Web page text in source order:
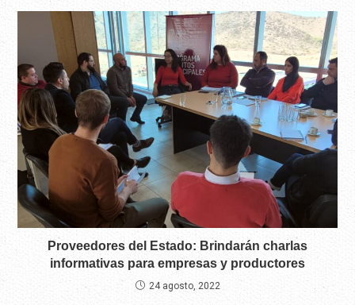
Proveedores del Estado: Brindarán charlas
informativas para empresas y productores
24 agosto, 2022